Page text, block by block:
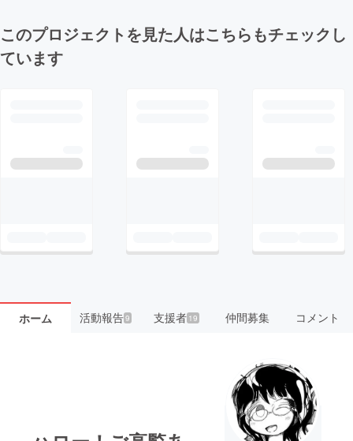
このプロジェクトを見た人はこちらもチェックし
ています
ホーム 活動報告9 支援者 19 仲間募集 コメント